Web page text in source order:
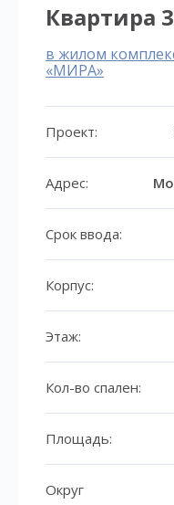
Квартира
в жилом
«МИРА»
Проект:
Адрес:
Срок ввода:
Корпус:
Этаж:
Кол-во спален:
Площадь:
Округ